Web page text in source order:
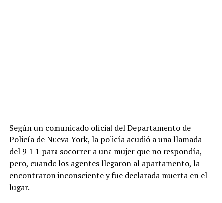
Según un comunicado oficial del Departamento de
Policía de Nueva York, la policía acudió a una llamada
del 9 1 1 para socorrer a una mujer que no respondía,
pero, cuando los agentes llegaron al apartamento, la
encontraron inconsciente y fue declarada muerta en el
lugar.